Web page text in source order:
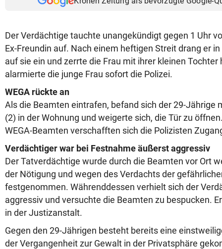
Der Verdächtige tauchte unangekündigt gegen 1 Uhr
Ex-Freundin auf. Nach einem heftigen Streit drang er
auf sie ein und zerrte die Frau mit ihrer kleinen Tochter
alarmierte die junge Frau sofort die Polizei.
WEGA rückte an
Als die Beamten eintrafen, befand sich der 29-Jährige
(2) in der Wohnung und weigerte sich, die Tür zu
WEGA-Beamten verschafften sich die Polizisten
Verdächtiger war bei Festnahme äußerst aggressiv
Der Tatverdächtige wurde durch die Beamten vor Ort
der Nötigung und wegen des Verdachts der
festgenommen. Währenddessen verhielt sich der
aggressiv und versuchte die Beamten zu bespucken.
in der Justizanstalt.
Gegen den 29-Jährigen besteht bereits eine
der Vergangenheit zur Gewalt in der Privatsphäre